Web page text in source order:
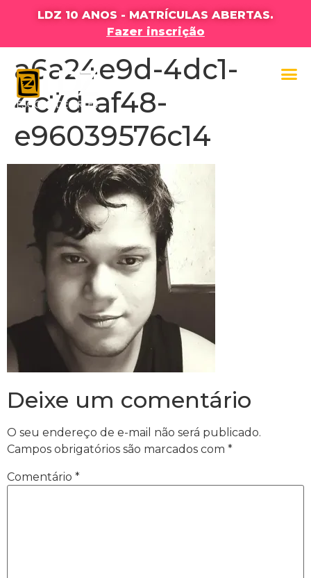
LDZ 10 ANOS - MATRÍCULAS ABERTAS.
Fazer inscrição
a6a24e9d-4dc1-
4c7d-af48-
e96039576c14
Deixe um comentário
O seu endereço de e-mail não será publicado.
Campos obrigatórios são marcados com *
Comentário *